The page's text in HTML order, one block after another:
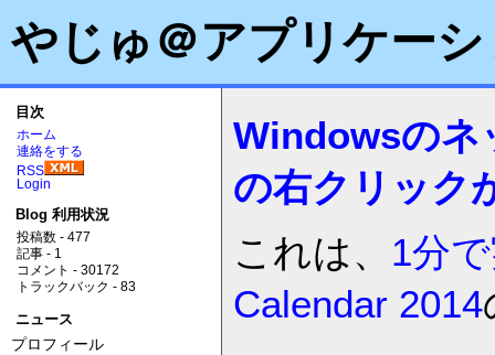
やじゅ＠アプリケー
目次
ホーム
連絡をする
RSS
Login
Blog 利用状況
投稿数 - 477
記事 - 1
コメント - 30172
トラックバック - 83
ニュース
プロフィール
Windowsのネ
の右クリック
これは、 1分
Calendar 2014